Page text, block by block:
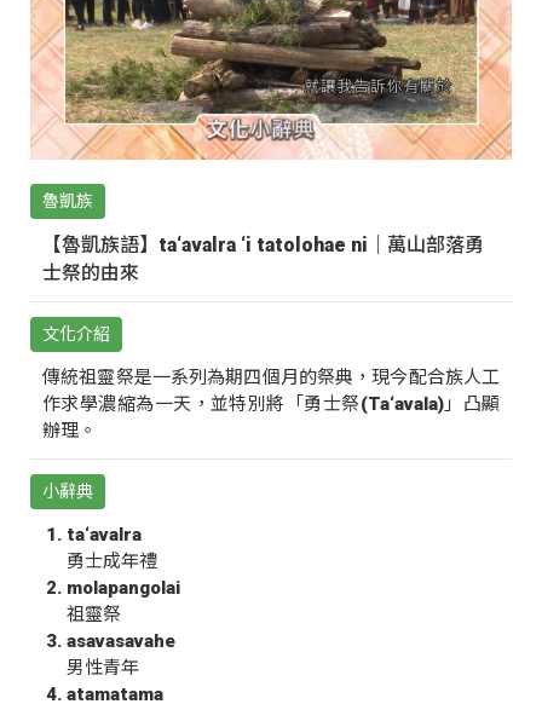
魯凱族
【魯凱族語】ta‘avalra ‘i tatolohae ni｜萬山部落勇
士祭的由來
文化介紹
傳統祖靈祭是一系列為期四個月的祭典，現今配合族人工
作求學濃縮為一天，並特別將「勇士祭(Ta‘avala)」凸顯
辦理。
小辭典
ta‘avalra
勇士成年禮
molapangolai
祖靈祭
asavasavahe
男性青年
atamatama